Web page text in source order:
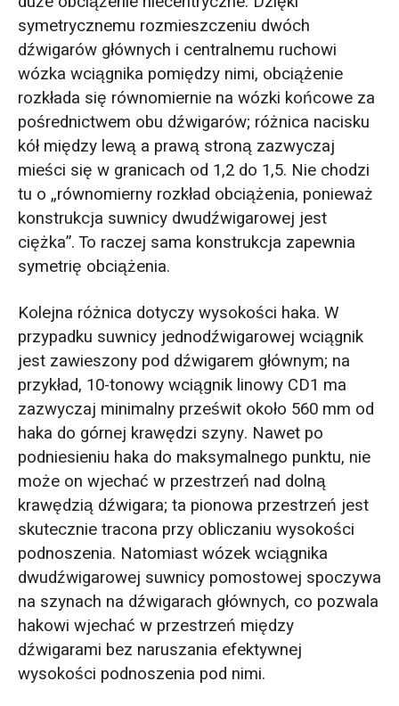
symetrycznemu rozmieszczeniu dwóch
dźwigarów głównych i centralnemu ruchowi
wózka wciągnika pomiędzy nimi, obciążenie
rozkłada się równomiernie na wózki końcowe za
pośrednictwem obu dźwigarów; różnica nacisku
kół między lewą a prawą stroną zazwyczaj
mieści się w granicach od 1,2 do 1,5. Nie chodzi
tu o „równomierny rozkład obciążenia, ponieważ
konstrukcja suwnicy dwudźwigarowej jest
ciężka”. To raczej sama konstrukcja zapewnia
symetrię obciążenia.
Kolejna różnica dotyczy wysokości haka. W
przypadku suwnicy jednodźwigarowej wciągnik
jest zawieszony pod dźwigarem głównym; na
przykład, 10-tonowy wciągnik linowy CD1 ma
zazwyczaj minimalny prześwit około 560 mm od
haka do górnej krawędzi szyny. Nawet po
podniesieniu haka do maksymalnego punktu, nie
może on wjechać w przestrzeń nad dolną
krawędzią dźwigara; ta pionowa przestrzeń jest
skutecznie tracona przy obliczaniu wysokości
podnoszenia. Natomiast wózek wciągnika
dwudźwigarowej suwnicy pomostowej spoczywa
na szynach na dźwigarach głównych, co pozwala
hakowi wjechać w przestrzeń między
dźwigarami bez naruszania efektywnej
wysokości podnoszenia pod nimi.